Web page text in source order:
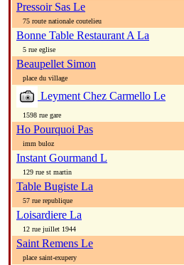
Pressoir Sas Le
75 route nationale coutelieu
Bonne Table Restaurant A La
5 rue eglise
Beaupellet Simon
place du village
Leyment Chez Carmello Le
1598 rue gare
Ho Pourquoi Pas
imm buloz
Instant Gourmand L
129 rue st martin
Table Bugiste La
57 rue republique
Loisardiere La
12 rue juillet 1944
Saint Remens Le
place saint-exupery